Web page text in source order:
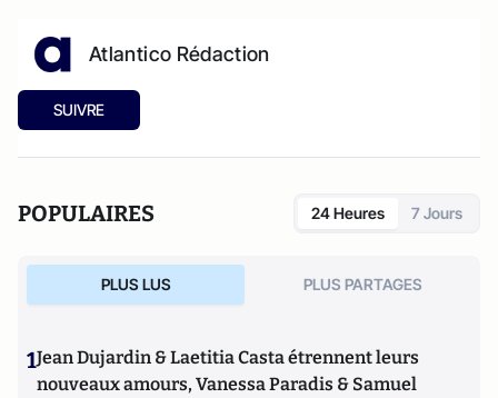
Atlantico Rédaction
SUIVRE
POPULAIRES 24 Heures 7 Jours
PLUS LUS PLUS PARTAGES
1Jean Dujardin & Laetitia Casta étrennent leurs
nouveaux amours, Vanessa Paradis & Samuel